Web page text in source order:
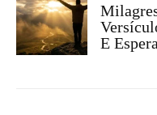
E